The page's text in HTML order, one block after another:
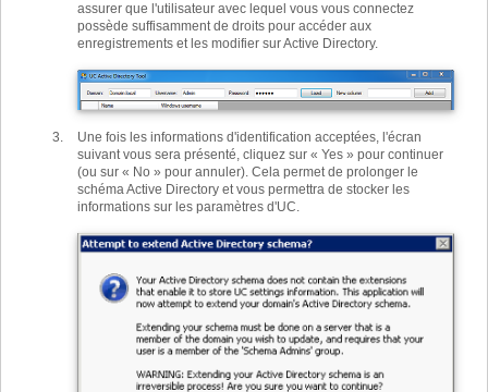
assurer que l'utilisateur avec lequel vous vous connectez
possède suffisamment de droits pour accéder aux
enregistrements et les modifier sur Active Directory.
Une fois les informations d'identification acceptées, l'écran
suivant vous sera présenté, cliquez sur « Yes » pour continuer
(ou sur « No » pour annuler). Cela permet de prolonger le
schéma Active Directory et vous permettra de stocker les
informations sur les paramètres d'UC.